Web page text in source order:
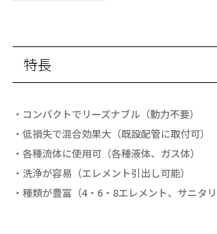
特長
・コンパクトでリーズナブル（動力不要）
・低損失で混合効果大（既設配管に取付可）
・各種流体に使用可（各種液体、ガス体）
・洗浄が容易（エレメント引出し可能）
・種類が豊富（4・6・8エレメント、サニタリ